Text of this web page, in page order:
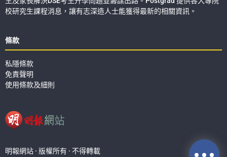
校研究生課程消息，讓有志深造人士能獲得最新的相關資訊。
條款
私隱條款
免責聲明
使用條款及細則
明報網站 · 版權所有 · 不得轉載